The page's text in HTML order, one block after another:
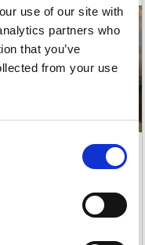
use of our site with
partners who
that you’ve
from your use